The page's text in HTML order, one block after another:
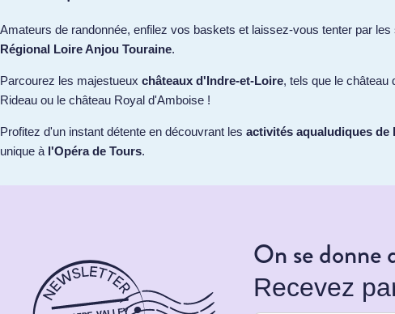
Amateurs de randonnée, enfilez vos baskets et laissez-vous tenter par
Régional Loire Anjou Touraine.
Parcourez les majestueux châteaux d'Indre-et-Loire, tels que le château
Rideau ou le château Royal d'Amboise !
Profitez d'un instant détente en découvrant les activités aqualudiques de
unique à l'Opéra de Tours.
On se donne
Recevez